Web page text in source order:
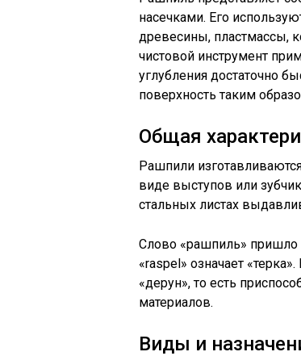
насечками. Его
древесины, пластмассы,
чистовой инструмент
углубления достаточно
поверхность таким
Общая
Рашпили
виде выступов или
стальных листах
Слово «рашпиль» пришло
«raspel» означает
«дерун», то есть
материалов.
Виды и